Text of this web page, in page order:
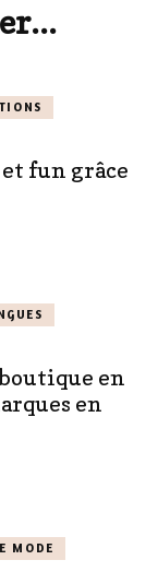
fun grâce
en
en
MODE